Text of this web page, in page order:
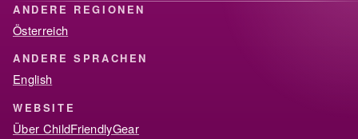
ANDERE REGIONEN
Österreich
ANDERE SPRACHEN
English
WEBSITE
Über ChildFriendlyGear